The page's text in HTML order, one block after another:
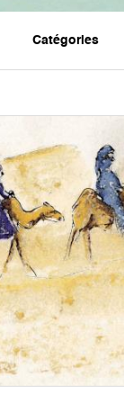
Catégories